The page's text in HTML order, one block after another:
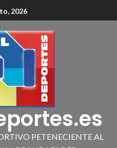
2026
PETENECIENTE AL